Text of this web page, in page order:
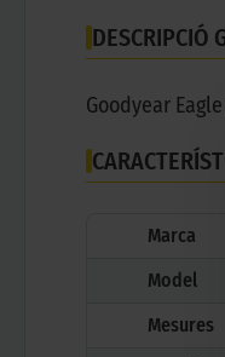
DESCRIPCIÓ
Goodyear
Marca
Model
Mesures